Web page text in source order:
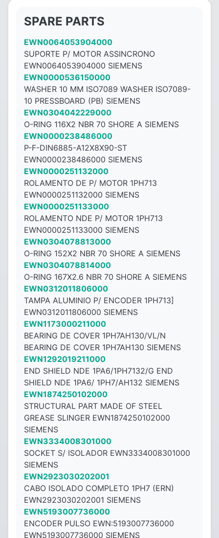
SPARE PARTS
EWN0064053904000
SUPORTE P/ MOTOR ASSINCRONO
EWN0064053904000 SIEMENS
EWN0000536150000
WASHER 10 MM ISO7089 WASHER ISO7089-
10 PRESSBOARD (PB) SIEMENS
EWN0304042229000
O-RING 116X2 NBR 70 SHORE A SIEMENS
EWN0000238486000
P-F-DIN6885-A12X8X90-ST
EWN0000238486000 SIEMENS
EWN0000251132000
ROLAMENTO DE P/ MOTOR 1PH713
EWN0000251132000 SIEMENS
EWN0000251133000
ROLAMENTO NDE P/ MOTOR 1PH713
EWN0000251133000 SIEMENS
EWN0304078813000
O-RING 152X2 NBR 70 SHORE A SIEMENS
EWN0304078814000
O-RING 167X2.6 NBR 70 SHORE A SIEMENS
EWN0312011806000
TAMPA ALUMINIO P/ ENCODER 1PH713]
EWN0312011806000 SIEMENS
EWN1173000211000
BEARING DE COVER 1PH7AH130/VL/N
BEARING DE COVER 1PH7AH130 SIEMENS
EWN1292019211000
END SHIELD NDE 1PA6/1PH7132/G END
SHIELD NDE 1PA6/ 1PH7/AH132 SIEMENS
EWN1874250102000
STRUCTURAL PART MADE OF STEEL
GREASE SLINGER EWN1874250102000
SIEMENS
EWN3334008301000
SOCKET S/ ISOLADOR EWN3334008301000
SIEMENS
EWN2923030202001
CABO ISOLADO COMPLETO 1PH7 (ERN)
EWN2923030202001 SIEMENS
EWN5193007736000
ENCODER PULSO EWN:5193007736000
EWN5193007736000 SIEMENS